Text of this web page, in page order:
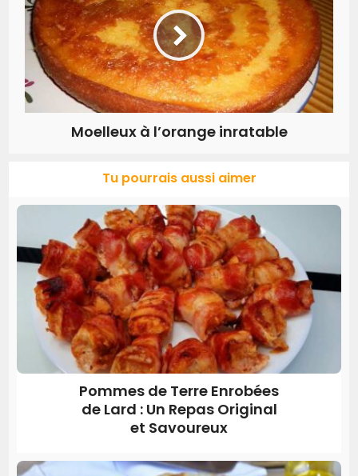
Moelleux à l’orange inratable
Tu pourrais aussi aimer
Pommes de Terre Enrobées
de Lard : Un Repas Original
et Savoureux